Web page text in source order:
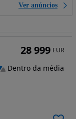
Ver anúncios
28 999 EUR
Dentro da média